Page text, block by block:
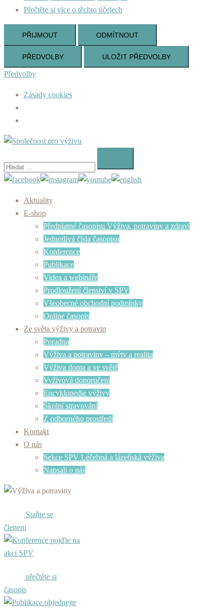
Přečtěte si více o těchto účelech
PŘIJMOUT ODMÍTNOUT
PŘEDVOLBY ULOŽIT PŘEDVOLBY
Předvolby
Zásady cookies
Skip
content
Aktuality
E-shop
Předplatné časopisu Výživa, potraviny a zdraví
Jednotlivá čísla časopisu
Konference
Publikace
Videa a webináře
Prodloužení členství v SPV
Všeobecné obchodní podmínky
Online časopis
Ze světa výživy a potravin
Poradna
Výživa a potraviny – mýty a realita
Výživa doma a ve světě
Vyživová doporučení
Encyklopedie výživy
Školní stravování
Z odborného prostředí
Kontakt
O nás
Sekce SPV Léčebná a lázeňská výživa
Napsali o nás
Staňte se
členem
pojďte na
akci SPV
přečtěte si
časopis
objednejte